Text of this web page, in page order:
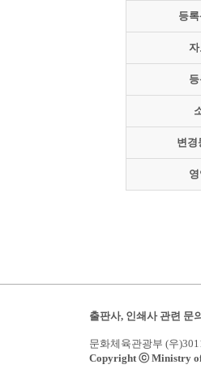
등
변경
출판사, 인쇄사 관련 문의
문화체육관광부 (우
Copyright ⓒ Ministry of